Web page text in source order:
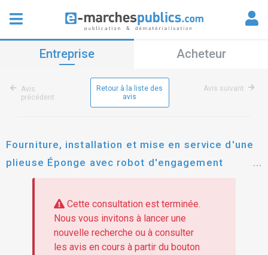
Entreprise Acheteur
Avis
précédent
Retour à la liste des
avis
Avis suivant
Fourniture, installation et mise en service d'une
plieuse Éponge avec robot d'engagement
automatique
Cette consultation est terminée.
Nous vous invitons à lancer une
nouvelle recherche ou à consulter
les avis en cours à partir du bouton